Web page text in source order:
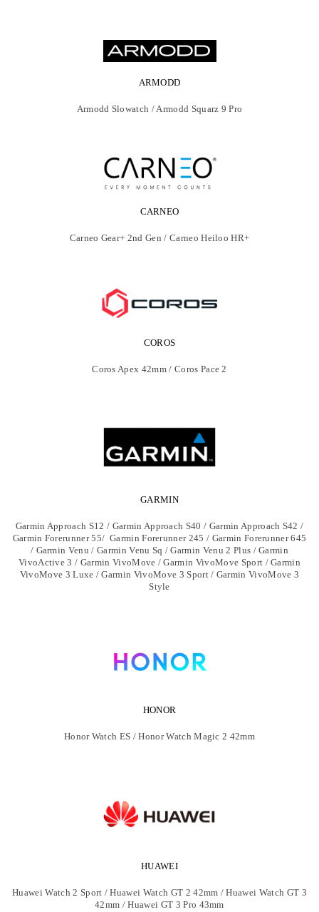
ARMODD
Armodd Slowatch / Armodd Squarz 9 Pro
CARNEO
Carneo Gear+ 2nd Gen / Carneo Heiloo HR+
COROS
Coros Apex 42mm / Coros Pace 2
GARMIN
Garmin Approach S12 / Garmin Approach S40 / Garmin Approach S42 /
Garmin Forerunner 55/ Garmin Forerunner 245 / Garmin Forerunner 645
/ Garmin Venu / Garmin Venu Sq / Garmin Venu 2 Plus / Garmin
VivoActive 3 / Garmin VivoMove / Garmin VivoMove Sport / Garmin
VivoMove 3 Luxe / Garmin VivoMove 3 Sport / Garmin VivoMove 3
Style
HONOR
Honor Watch ES / Honor Watch Magic 2 42mm
HUAWEI
Huawei Watch 2 Sport / Huawei Watch GT 2 42mm / Huawei Watch GT 3
42mm / Huawei GT 3 Pro 43mm